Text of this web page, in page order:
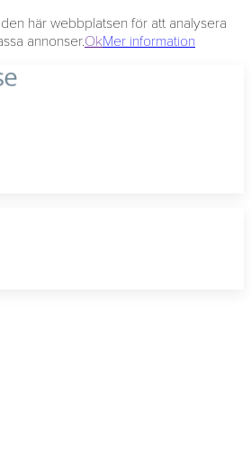
här webbplatsen för att analysera
annonser.OkMer information